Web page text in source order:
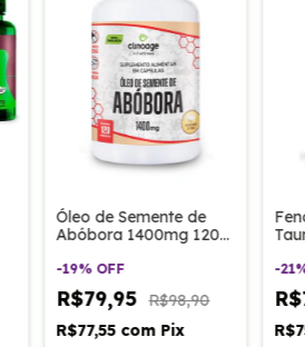
Óleo de Semente de
Abóbora 1400mg 120
-19% OFF
R$79,95 R$98,90
R$77,55 com Pix
-21